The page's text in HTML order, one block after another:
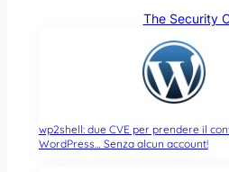
The Security
wp2shell: due CVE per prendere il
WordPress… Senza alcun account!